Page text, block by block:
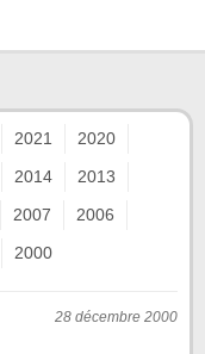
2021
2020
2014
2013
2007
2006
2000
28 décembre 2000